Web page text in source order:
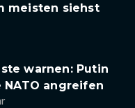
meisten siehst
warnen: Putin
angreifen